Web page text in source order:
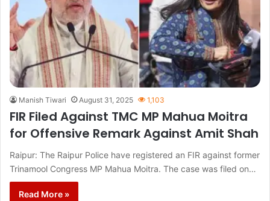
Manish Tiwari August 31, 2025 1,103
FIR Filed Against TMC MP Mahua Moitra
for Offensive Remark Against Amit Shah
Raipur: The Raipur Police have registered an FIR against former
Trinamool Congress MP Mahua Moitra. The case was filed on…
Read More »